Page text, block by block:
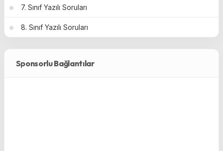
7. Sınıf Yazılı Soruları
8. Sınıf Yazılı Soruları
Sponsorlu Bağlantılar